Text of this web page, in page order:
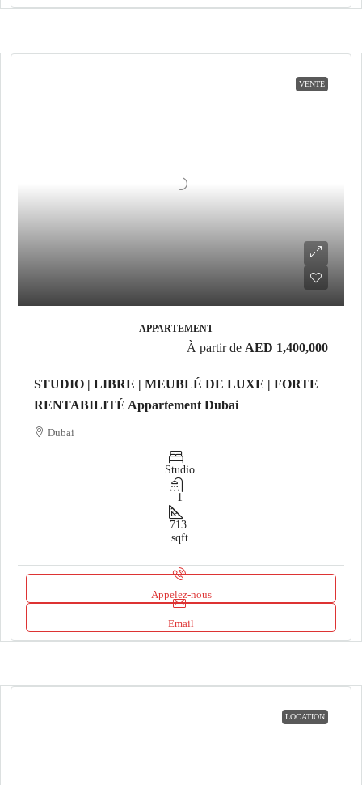
VENTE
APPARTEMENT
À partir de AED 1,400,000
STUDIO | LIBRE | MEUBLÉ DE LUXE | FORTE
RENTABILITÉ Appartement Dubai
Dubai
Studio
1
713
sqft
Appelez-nous
Email
LOCATION